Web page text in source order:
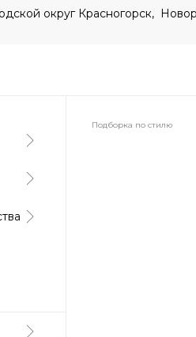
округ Красногорск,
Подборка по стилю